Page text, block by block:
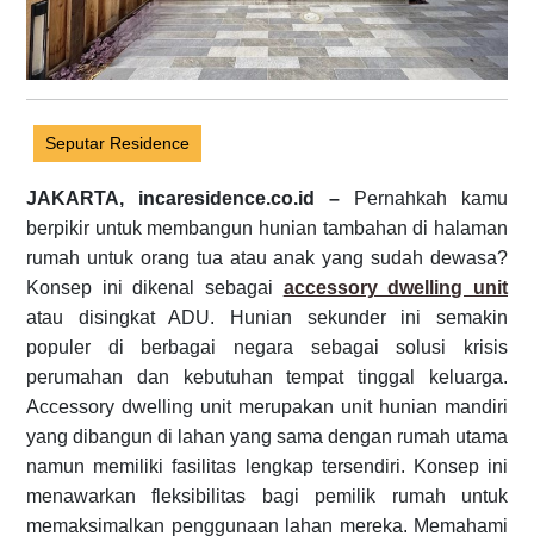
Seputar Residence
JAKARTA, incaresidence.co.id – Pernahkah kamu
berpikir untuk membangun hunian tambahan di halaman
rumah untuk orang tua atau anak yang sudah dewasa?
Konsep ini dikenal sebagai accessory dwelling unit
atau disingkat ADU. Hunian sekunder ini semakin
populer di berbagai negara sebagai solusi krisis
perumahan dan kebutuhan tempat tinggal keluarga.
Accessory dwelling unit merupakan unit hunian mandiri
yang dibangun di lahan yang sama dengan rumah utama
namun memiliki fasilitas lengkap tersendiri. Konsep ini
menawarkan fleksibilitas bagi pemilik rumah untuk
memaksimalkan penggunaan lahan mereka. Memahami